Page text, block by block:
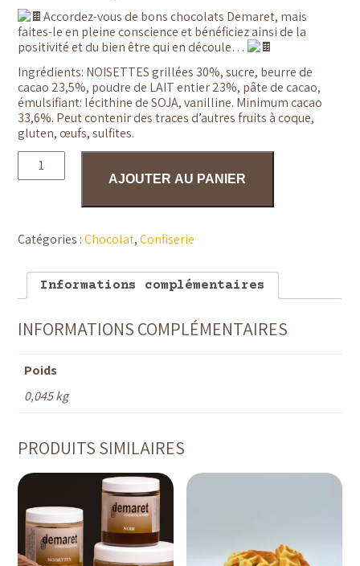
Accordez-vous de bons chocolats Demaret, mais
faites-le en pleine conscience et bénéficiez ainsi de la
positivité et du bien être qui en découle…
Ingrédients: NOISETTES grillées 30%, sucre, beurre de
cacao 23,5%, poudre de LAIT entier 23%, pâte de cacao,
émulsifiant: lécithine de SOJA, vanilline. Minimum cacao
33,6%. Peut contenir des traces d’autres fruits à coque,
gluten, œufs, sulfites.
quantité
Tablette
Noisettes
-
Demaret
AJOUTER AU PANIER
Catégories :Chocolat,Confiserie
Informations complémentaires
INFORMATIONS COMPLÉMENTAIRES
Poids
0,045 kg
PRODUITS SIMILAIRES